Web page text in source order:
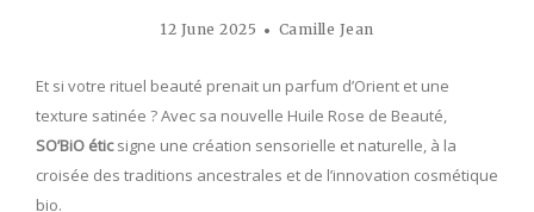
12 June 2025 Camille Jean
Et si votre rituel beauté prenait un parfum d’Orient et une
texture satinée ? Avec sa nouvelle Huile Rose de Beauté,
SO’BiO éticsigne une création sensorielle et naturelle, à la
croisée des traditions ancestrales et de l’innovation cosmétique
bio.